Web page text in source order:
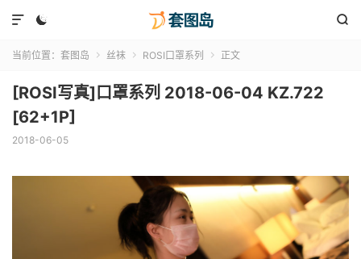
 

当前位置： 套图岛  丝袜  ROSI口罩系列  正文
[ROSI写真]口罩系列 2018-06-04 KZ.722
[62+1P]
2018-06-05